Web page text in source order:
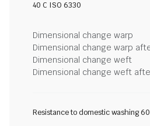
40 C ISO 6330
Dimensional change warp
Dimensional change warp
Dimensional change weft
Dimensional change weft
Resistance to domestic washing